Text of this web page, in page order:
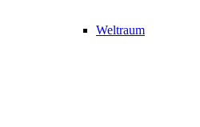
Weltraum